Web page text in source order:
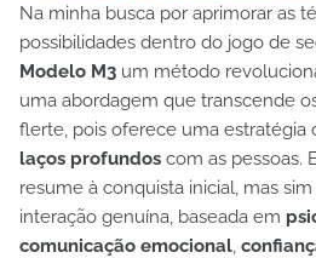
Na minha busca por aprimorar as
possibilidades dentro do jogo de
Modelo M3 um método
uma abordagem que transcende
flerte, pois oferece uma estratégia
laços profundos com as pessoas.
resume à conquista inicial, mas
interação genuína, baseada em
comunicação emocional